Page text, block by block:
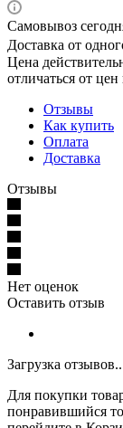
Самовывоз
Доставка от
Цена
отличаться от
Отзывы
Как купить
Оплата
Доставка
Отзывы
Нет оценок
Оставить отзыв
Загрузка
Для покупки
понравившийся